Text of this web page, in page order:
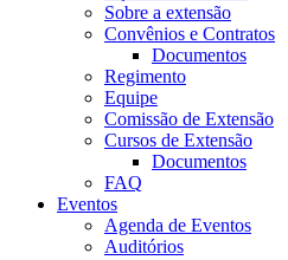
Sobre a extensão
Convênios e Contratos
Documentos
Regimento
Equipe
Comissão de Extensão
Cursos de Extensão
Documentos
FAQ
Eventos
Agenda de Eventos
Auditórios